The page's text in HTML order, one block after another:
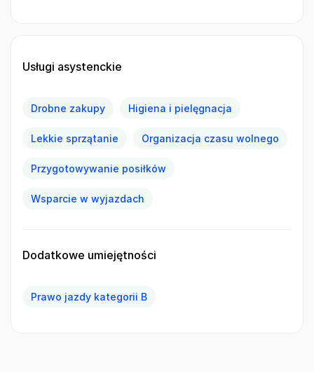
Usługi asystenckie
Drobne zakupy Higiena i pielęgnacja
Lekkie sprzątanie Organizacja czasu wolnego
Przygotowywanie posiłków
Wsparcie w wyjazdach
Dodatkowe umiejętności
Prawo jazdy kategorii B